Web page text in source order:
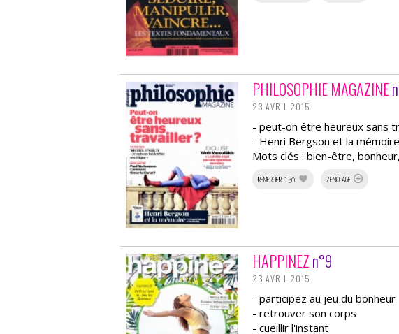
PHILOSOPHIE MAGAZINE
23 AVRIL 2015
- peut-on être heureux sans
- Henri Bergson et la mémoire
Mots clés : bien-être,
REMERCIER 130 ZENOPAGE
HAPPINEZn°9
23 AVRIL 2015
- participez au jeu du bonheur
- retrouver son corps
- cueillir l'instant